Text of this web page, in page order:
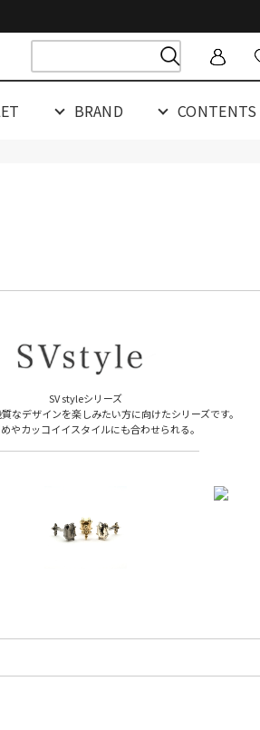
BRAND CONTENTS
SV styleシリーズ
なデザインを楽しみたい方に向けたシリーズです。
やカッコイイスタイルにも合わせられる。